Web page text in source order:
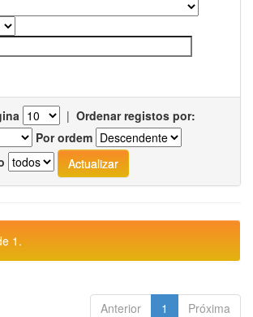
| Ordenar registos por:
Por ordem
1.
Anterior 1 Próxima